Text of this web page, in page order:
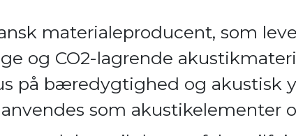
materialeproducent, som
og CO2-lagrende
på bæredygtighed og akustisk
som akustikelementer